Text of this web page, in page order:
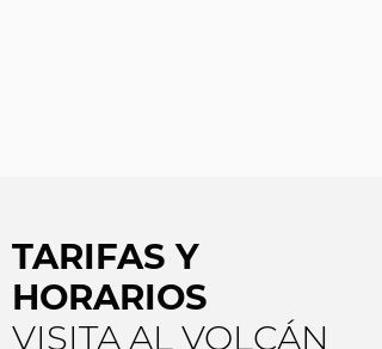
TARIFAS Y
HORARIOS
VISITA AL VOLCÁN